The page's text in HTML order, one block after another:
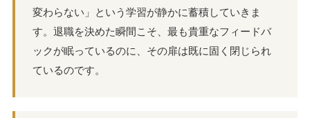
変わらない」という学習が静かに蓄積していきま
す。退職を決めた瞬間こそ、最も貴重なフィードバ
ックが眠っているのに、その扉は既に固く閉じられ
ているのです。